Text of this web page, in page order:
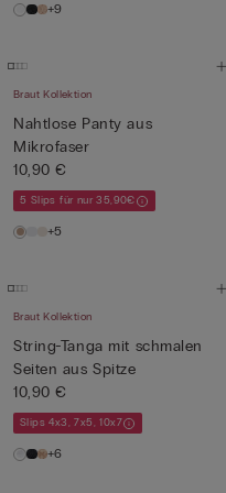
+9
Braut Kollektion
Nahtlose Panty aus
Mikrofaser
10,90 €
5 Slips für nur 35,90€
+5
Braut Kollektion
String-Tanga mit schmalen
Seiten aus Spitze
10,90 €
Slips 4x3, 7x5, 10x7
+6